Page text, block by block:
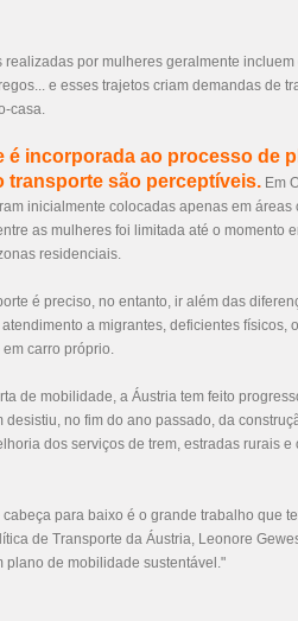
por mulheres geralmente
e esses trajetos criam demandas de
casa.
é incorporada ao processo de
transporte são perceptíveis. Em
inicialmente colocadas apenas em
as mulheres foi limitada até o momento
residenciais.
é preciso, no entanto, ir além das
a migrantes, deficientes físicos,
carro próprio.
de mobilidade, a Áustria tem feito
desistiu, no fim do ano passado, da
dos serviços de trem, estradas rurais
para baixo é o grande trabalho que
de Transporte da Áustria, Leonore
plano de mobilidade sustentável."